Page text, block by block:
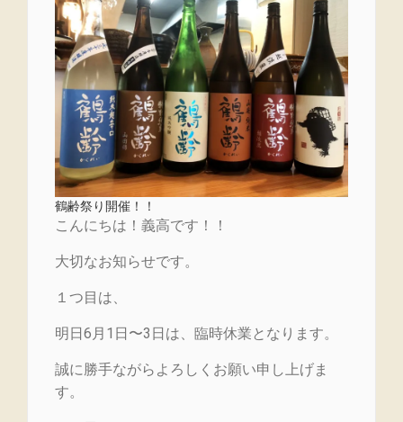
鶴齢祭り開催！！
こんにちは！義高です！！
大切なお知らせです。
１つ目は、
明日6月1日〜3日は、臨時休業となります。
誠に勝手ながらよろしくお願い申し上げま
す。